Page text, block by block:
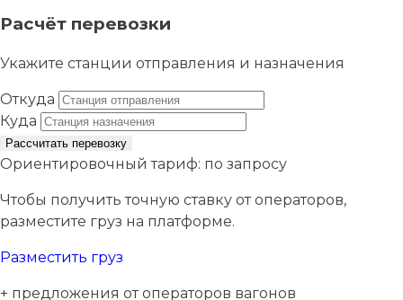
Расчёт перевозки
Укажите станции отправления и назначения
Откуда
Куда
Рассчитать перевозку
Ориентировочный тариф: по запросу
Чтобы получить точную ставку от операторов,
разместите груз на платформе.
Разместить груз
+ предложения от операторов вагонов